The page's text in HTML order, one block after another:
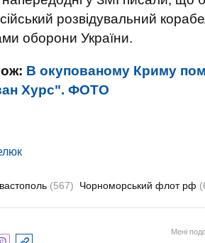
розвідувальний
оборони України.
В окупованому Криму
Хурс". ФОТО
(567) Чорноморський флот рф
Мені